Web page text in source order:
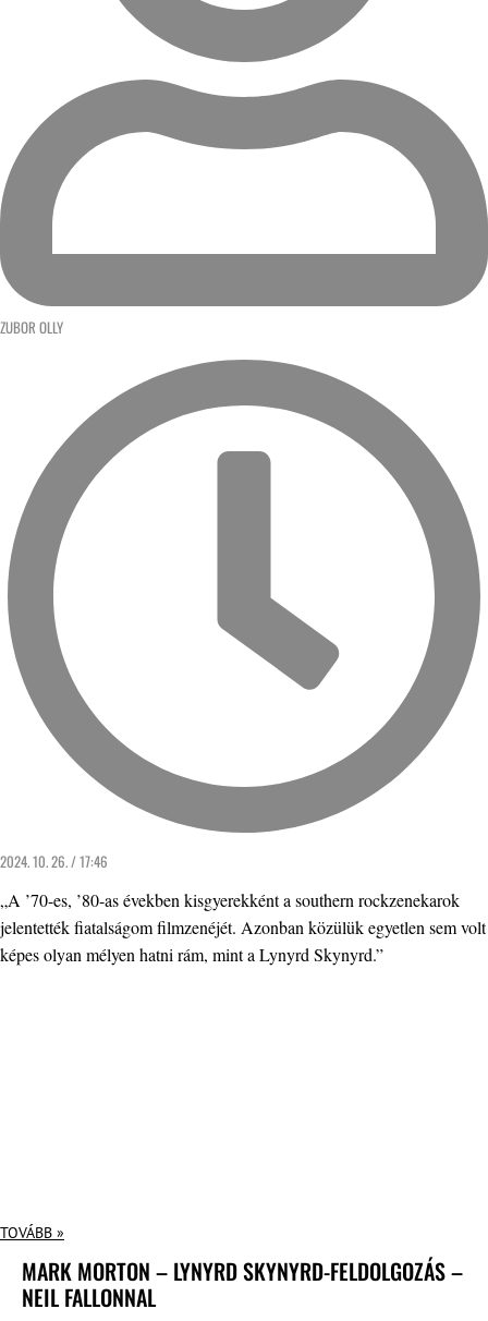
ZUBOR OLLY
2024. 10. 26. / 17:46
„A ’70-es, ’80-as években kisgyerekként a southern rockzenekarok
jelentették fiatalságom filmzenéjét. Azonban közülük egyetlen sem volt
képes olyan mélyen hatni rám, mint a Lynyrd Skynyrd.”
TOVÁBB »
MARK MORTON – LYNYRD SKYNYRD-FELDOLGOZÁS –
NEIL FALLONNAL